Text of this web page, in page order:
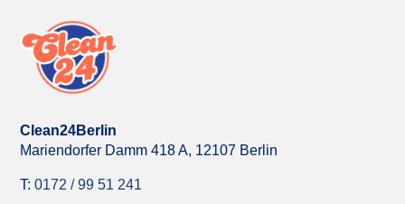
Clean24Berlin
Mariendorfer Damm 418 A, 12107 Berlin
T:0172 / 99 51 241